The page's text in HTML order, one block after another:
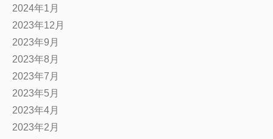
2024年1月
2023年12月
2023年9月
2023年8月
2023年7月
2023年5月
2023年4月
2023年2月